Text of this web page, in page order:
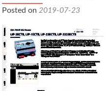
Posted on 2019-07-23